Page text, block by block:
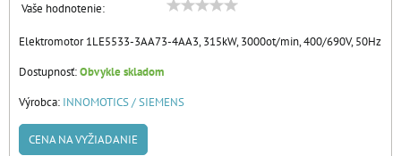
Vaše hodnotenie:
Elektromotor 1LE5533-3AA73-4AA3, 315kW, 3000ot/min, 400/690V, 50Hz
Dostupnosť:Obvykle skladom
Výrobca: INNOMOTICS / SIEMENS
CENA NA VYŽIADANIE